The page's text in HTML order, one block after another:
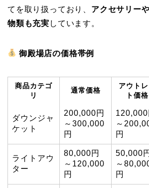
てを取り扱っており、 アクセサリー
物類も充実 しています。
御殿場店の価格帯例
商品カテゴ
リ
通常価格
アウト
ト価格
ダウンジャ
ケット
200,000円
～300,000
円
120,000
～
円
ライトアウ
ター
80,000円
～120,000
円
50,000円
～
円